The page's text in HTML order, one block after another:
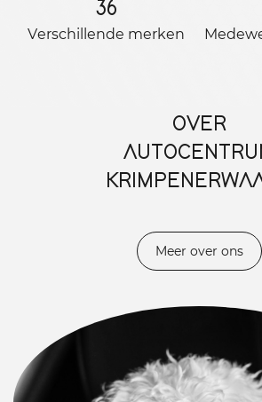
36
Verschillende merken
OVER
Meer over ons